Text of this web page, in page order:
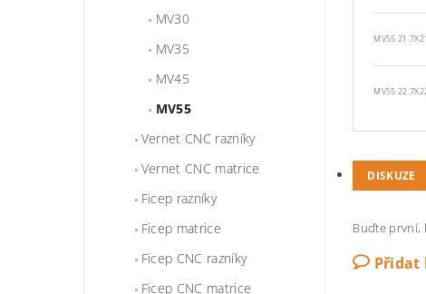
MV30
MV35
MV45
MV55
Vernet CNC razníky
Vernet CNC matrice
Ficep razníky
Ficep matrice
Ficep CNC razníky
Ficep CNC matrice
MV55
MV55
DISKUZE
Buďte první,
Přidat